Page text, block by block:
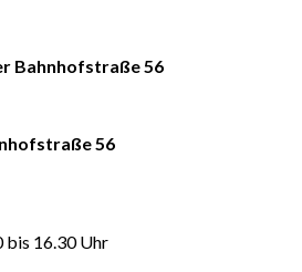
Bahnhofstraße 56
56
bis 16.30 Uhr